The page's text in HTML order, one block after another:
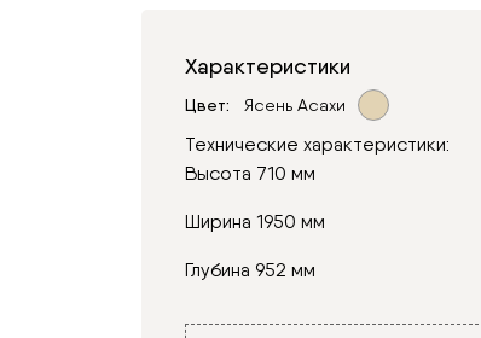
Характеристики
Цвет Ясень Асахи
Технические характеристики:
Высота 710 мм
Ширина 1950 мм
Глубина 952 мм